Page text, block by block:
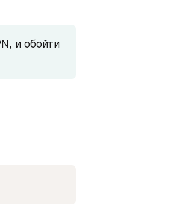
и обойти